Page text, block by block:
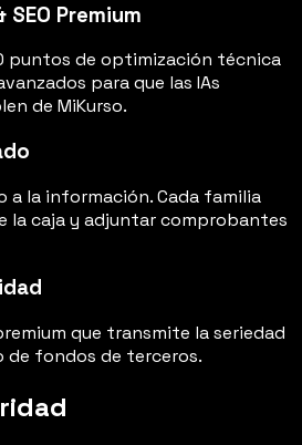
Premium
puntos de optimización técnica
para que las IAs
de MiKurso.
a la información. Cada familia
la caja y adjuntar comprobantes
que transmite la seriedad
de fondos de terceros.